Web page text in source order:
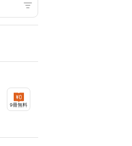
9冊無料